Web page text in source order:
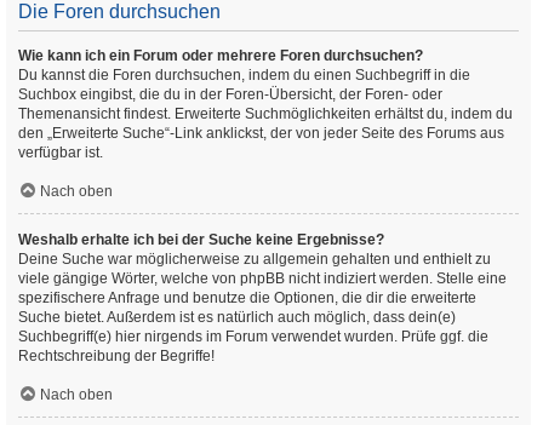
Die Foren durchsuchen
Wie kann ich ein Forum oder mehrere Foren durchsuchen?
Du kannst die Foren durchsuchen, indem du einen Suchbegriff in die
Suchbox eingibst, die du in der Foren-Übersicht, der Foren- oder
Themenansicht findest. Erweiterte Suchmöglichkeiten erhältst du, indem du
den „Erweiterte Suche“-Link anklickst, der von jeder Seite des Forums aus
verfügbar ist.
Nach oben
Weshalb erhalte ich bei der Suche keine Ergebnisse?
Deine Suche war möglicherweise zu allgemein gehalten und enthielt zu
viele gängige Wörter, welche von phpBB nicht indiziert werden. Stelle eine
spezifischere Anfrage und benutze die Optionen, die dir die erweiterte
Suche bietet. Außerdem ist es natürlich auch möglich, dass dein(e)
Suchbegriff(e) hier nirgends im Forum verwendet wurden. Prüfe ggf. die
Rechtschreibung der Begriffe!
Nach oben